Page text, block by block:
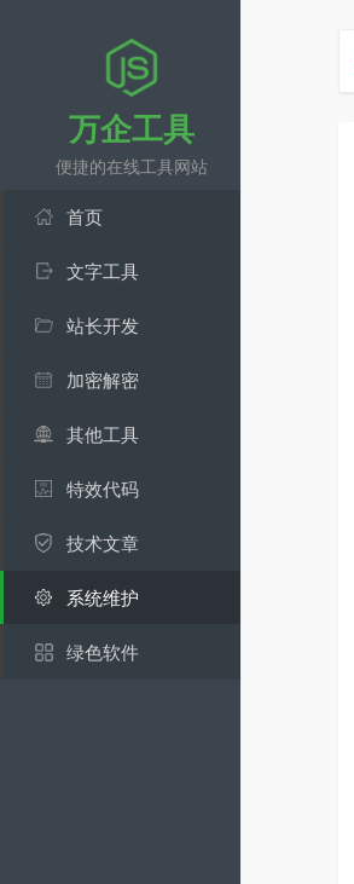
万企工具
便捷的在线工具网站
首页
文字工具
站长开发
加密解密
其他工具
特效代码
技术文章
系统维护
绿色软件